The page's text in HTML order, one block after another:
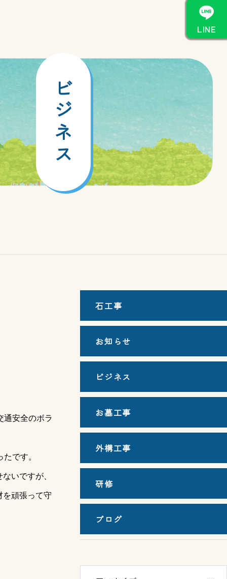

LINE
ビ
ジ
ネ
ス
通安全のボラ
です。
いですが、
を頑張って守
石工事
お知らせ
ビジネス
お墓工事
外構工事
研修
ブログ